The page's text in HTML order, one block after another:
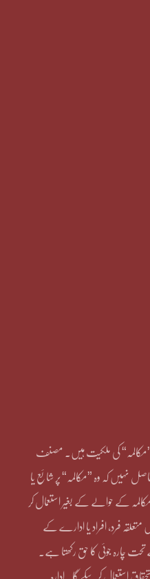
”مکالمہ“ کی ملکیت ہیں۔ مصنف
نہیں کہ وہ ”مکالمہ“ پر شائع یا
کے حوالے کے بغیر استعمال کر
فرد، افراد یا ادارے کے
چارہ جوئی کا حق رکھتا ہے۔
استعمال کر سکے گا۔ ادارہ